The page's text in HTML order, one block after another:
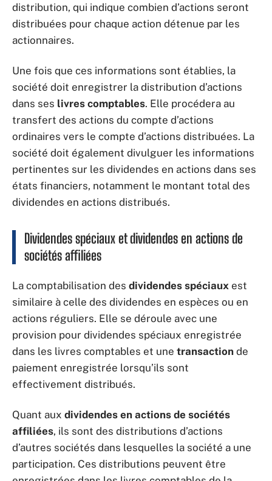
distribution, qui indique combien d’actions seront
distribuées pour chaque action détenue par les
actionnaires.
Une fois que ces informations sont établies, la
société doit enregistrer la distribution d’actions
dans ses livres comptables. Elle procédera au
transfert des actions du compte d’actions
ordinaires vers le compte d’actions distribuées. La
société doit également divulguer les informations
pertinentes sur les dividendes en actions dans ses
états financiers, notamment le montant total des
dividendes en actions distribués.
Dividendes spéciaux et dividendes en actions de
sociétés affiliées
La comptabilisation des dividendes spéciaux est
similaire à celle des dividendes en espèces ou en
actions réguliers. Elle se déroule avec une
provision pour dividendes spéciaux enregistrée
dans les livres comptables et une transaction de
paiement enregistrée lorsqu’ils sont
effectivement distribués.
Quant aux dividendes en actions de sociétés
affiliées, ils sont des distributions d’actions
d’autres sociétés dans lesquelles la société a une
participation. Ces distributions peuvent être